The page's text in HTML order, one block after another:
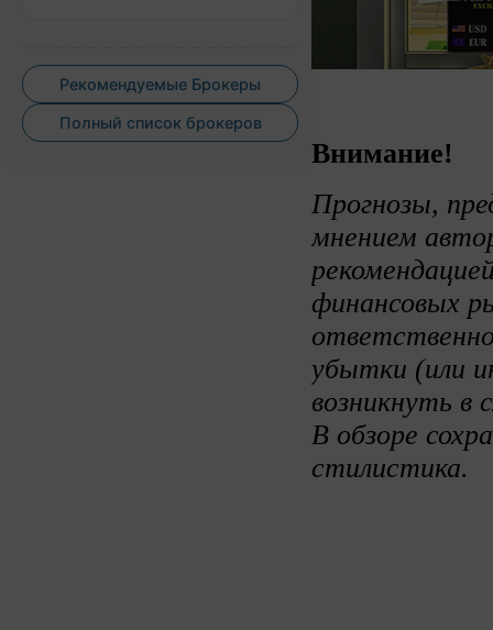
Рекомендуемые Брокеры
Полный список брокеров
Внимание!
Прогнозы,
мнением
финансовых
убытки (или
возникнуть в
В обзоре
стилистика.